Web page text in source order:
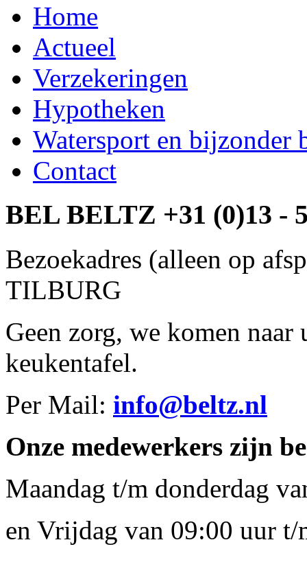
Home
Actueel
Verzekeringen
Hypotheken
Watersport en bijzonder
Contact
BEL BELTZ +31 (0)13 -
Bezoekadres (alleen op
TILBURG
Geen zorg, we komen naar
keukentafel.
Per Mail: info@beltz.nl
Onze medewerkers zijn
Maandag t/m donderdag
en Vrijdag van 09:00 uur t/